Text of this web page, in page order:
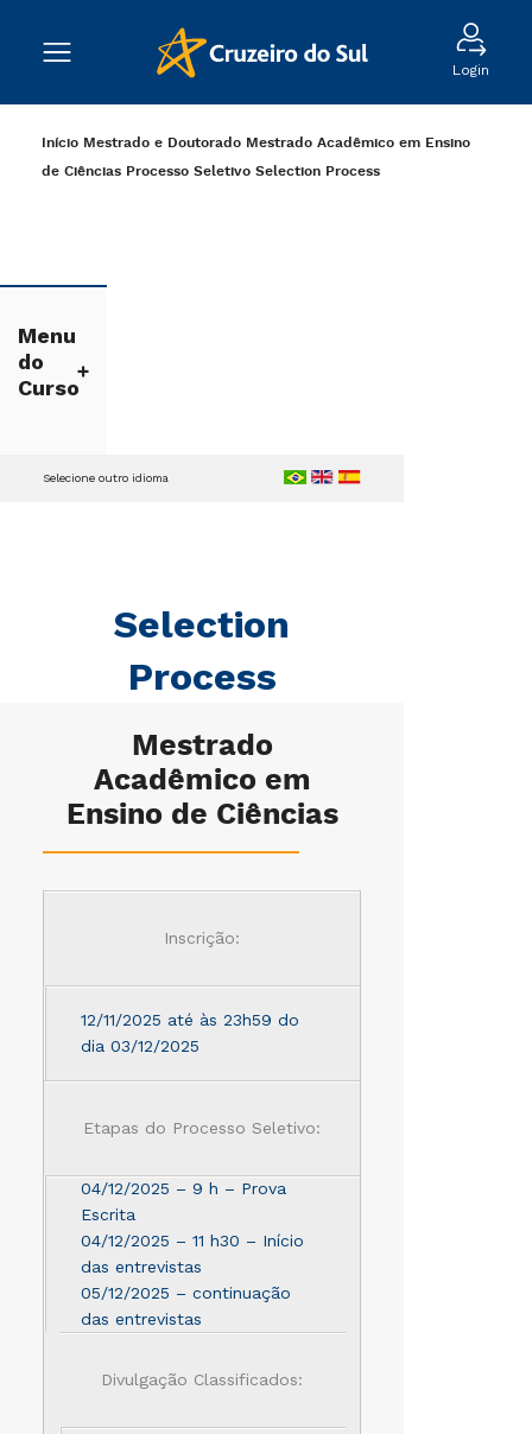
Login
Início Mestrado e Doutorado Mestrado Acadêmico em Ensino
de Ciências Processo Seletivo Selection Process
Menu
do
Curso
Selection
Process
Selecione outro idioma
Mestrado
Acadêmico em
Ensino de Ciências
Inscrição:
12/11/2025 até às 23h59 do
dia 03/12/2025
Etapas do Processo Seletivo:
04/12/2025 – 9 h – Prova
Escrita
04/12/2025 – 11 h30 – Início
das entrevistas
05/12/2025 – continuação
das entrevistas
Divulgação Classificados: